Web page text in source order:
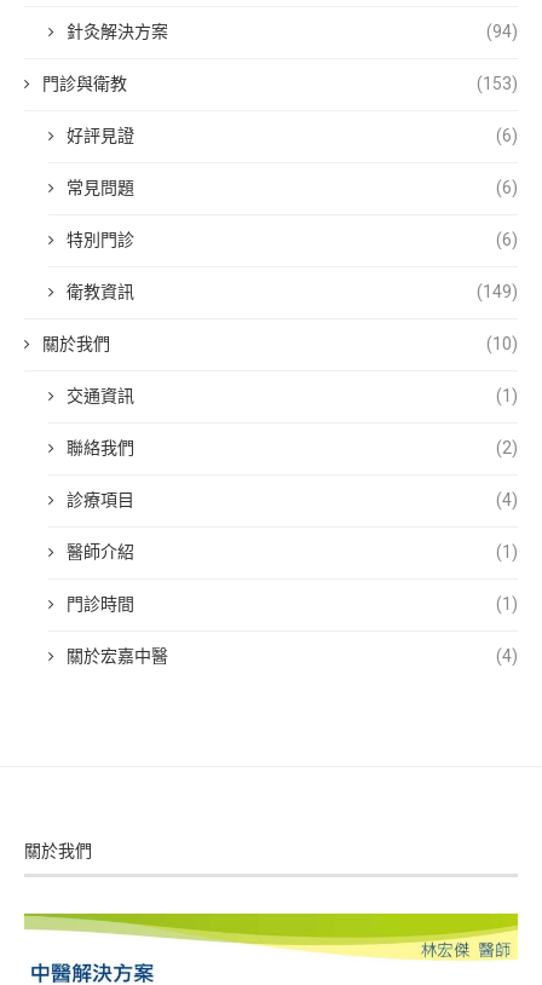
針灸解決方案 (94)
門診與衛教 (153)
好評見證 (6)
常見問題 (6)
特別門診 (6)
衛教資訊 (149)
關於我們 (10)
交通資訊 (1)
聯絡我們 (2)
診療項目 (4)
醫師介紹 (1)
門診時間 (1)
關於宏嘉中醫 (4)
關於我們